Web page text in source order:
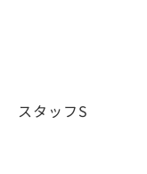
スタッフS